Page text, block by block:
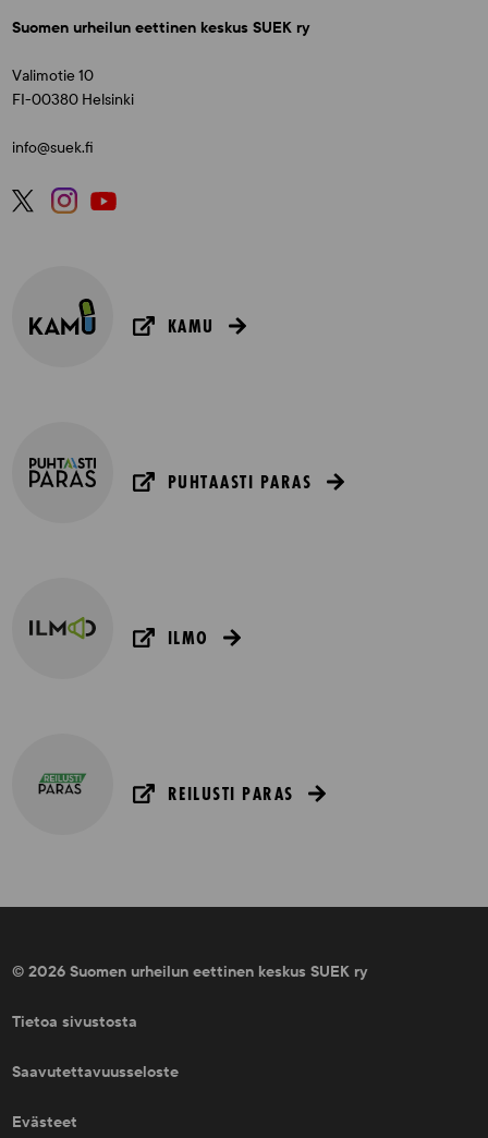
Suomen urheilun eettinen keskus SUEK ry
Valimotie 10
FI-00380 Helsinki
info@suek.fi
KAMU
PUHTAASTI PARAS
ILMO
REILUSTI PARAS
© 2026 Suomen urheilun eettinen keskus SUEK ry
Tietoa sivustosta
Saavutettavuusseloste
Evästeet